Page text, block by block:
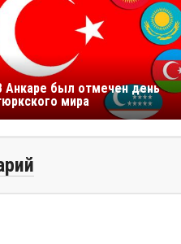
Анкаре был отмечен день
мира